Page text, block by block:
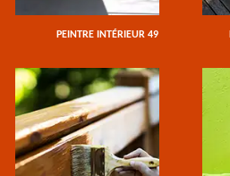
PEINTRE INTÉRIEUR 49